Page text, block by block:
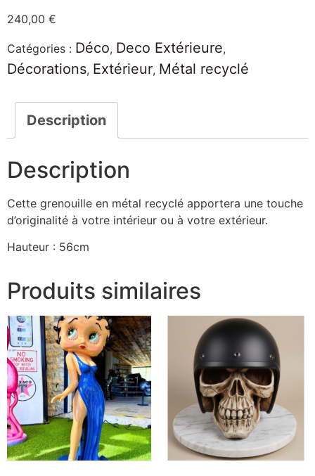
240,00 €
Catégories : Déco, Deco Extérieure,
Décorations, Extérieur, Métal recyclé
Description
Description
Cette grenouille en métal recyclé apportera une touche
d’originalité à votre intérieur ou à votre extérieur.
Hauteur : 56cm
Produits similaires